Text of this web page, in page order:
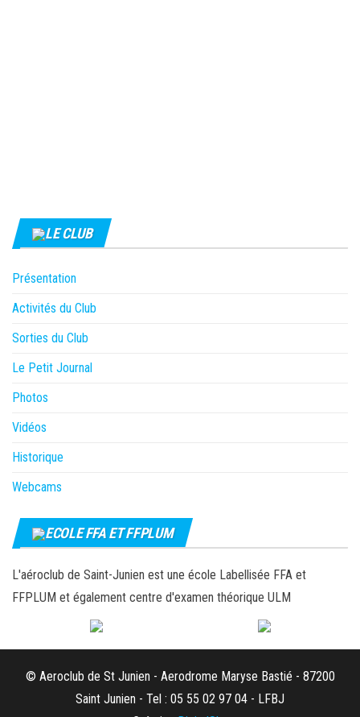
LE CLUB
Présentation
Activités du Club
Sorties du Club
Le Petit Journal
Photos
Vidéos
Historique
Webcams
ECOLE FFA ET FFPLUM
L'aéroclub de Saint-Junien est une école Labellisée FFA et
FFPLUM et également centre d'examen théorique ULM
© Aeroclub de St Junien - Aerodrome Maryse Bastié - 87200
Saint Junien - Tel : 05 55 02 97 04 - LFBJ